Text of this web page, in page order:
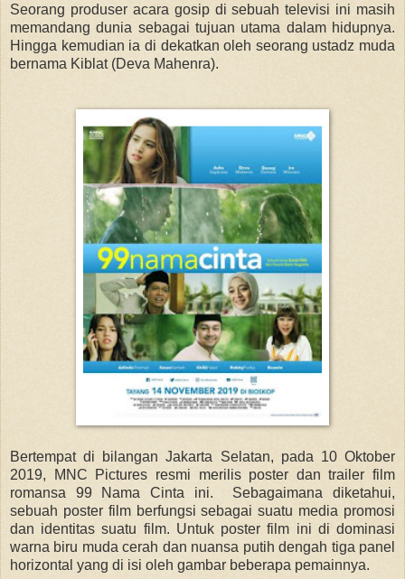
Seorang produser acara gosip di sebuah televisi ini masih
memandang dunia sebagai tujuan utama dalam hidupnya.
Hingga kemudian ia di dekatkan oleh seorang ustadz muda
bernama Kiblat (Deva Mahenra).
Bertempat di bilangan Jakarta Selatan, pada 10 Oktober
2019, MNC Pictures resmi merilis poster dan trailer film
romansa 99 Nama Cinta ini. Sebagaimana diketahui,
sebuah poster film berfungsi sebagai suatu media promosi
dan identitas suatu film. Untuk poster film ini di dominasi
warna biru muda cerah dan nuansa putih dengah tiga panel
horizontal yang di isi oleh gambar beberapa pemainnya.